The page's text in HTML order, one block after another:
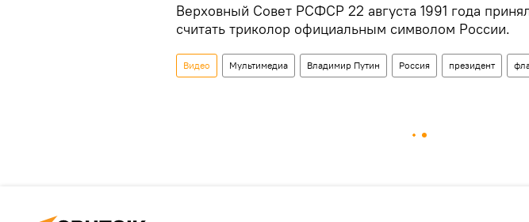
Верховный Совет РСФСР 22 августа 1991 года
считать триколор официальным символом России.
Видео Мультимедиа Владимир Путин Россия президент